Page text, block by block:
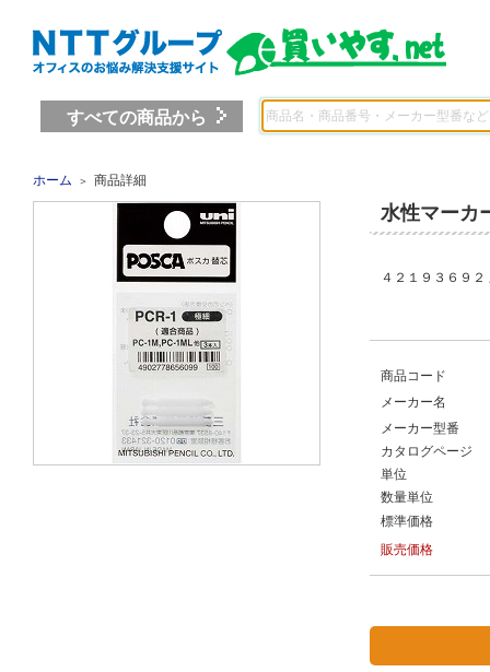
すべての商品から
ホーム ＞ 商品詳細
水性マー
４２１９３６９
商品コード
メーカー名
メーカー型番
カタログページ
単位
数量単位
標準価格
販売価格